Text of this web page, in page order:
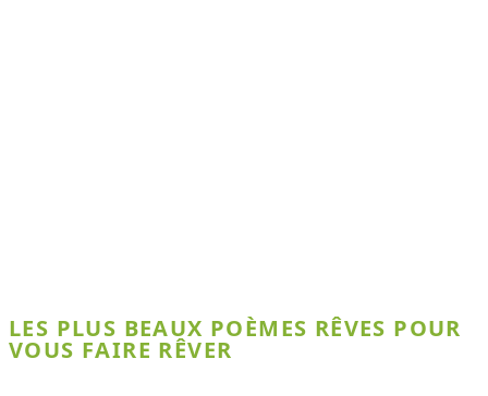
LES PLUS BEAUX POÈMES RÊVES POUR
VOUS FAIRE RÊVER